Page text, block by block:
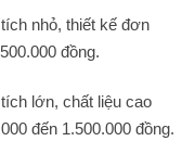
nhỏ, thiết kế đơn
đồng.
lớn, chất liệu cao
đến 1.500.000 đồng.